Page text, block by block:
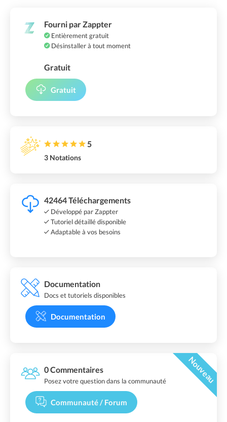
Fourni par Zappter
Entièrement gratuit
Désinstaller à tout moment
Gratuit
Gratuit
5
3 Notations
42464 Téléchargements
Développé par Zappter
Tutoriel détaillé disponible
Adaptable à vos besoins
Documentation
Docs et tutoriels disponibles
Documentation
0 Commentaires Nouveau
Posez votre question dans la communauté
Communauté / Forum